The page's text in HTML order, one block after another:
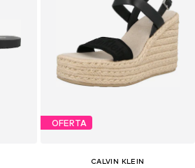
OFERTA
CALVIN KLEIN